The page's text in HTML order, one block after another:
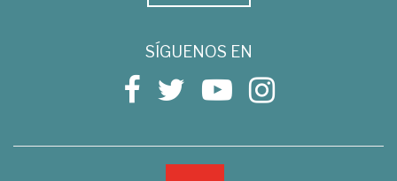
SÍGUENOS EN